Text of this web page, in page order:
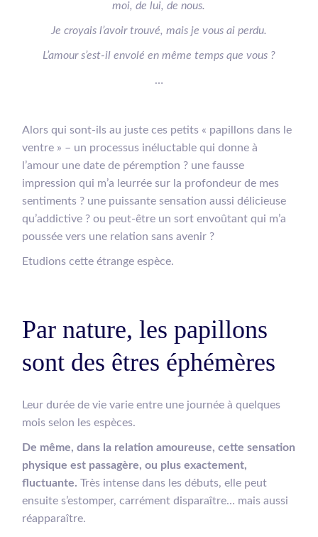
moi, de lui, de nous.
Je croyais l’avoir trouvé, mais je vous ai perdu.
L’amour s’est-il envolé en même temps que vous ?
…
Alors qui sont-ils au juste ces petits « papillons dans le
ventre » – un processus inéluctable qui donne à
l’amour une date de péremption ? une fausse
impression qui m’a leurrée sur la profondeur de mes
sentiments ? une puissante sensation aussi délicieuse
qu’addictive ? ou peut-être un sort envoûtant qui m’a
poussée vers une relation sans avenir ?
Etudions cette étrange espèce.
Par nature, les papillons
sont des êtres éphémères
Leur durée de vie varie entre une journée à quelques
mois selon les espèces.
De même, dans la relation amoureuse, cette sensation
physique est passagère, ou plus exactement,
fluctuante. Très intense dans les débuts, elle peut
ensuite s’estomper, carrément disparaître… mais aussi
réapparaître.